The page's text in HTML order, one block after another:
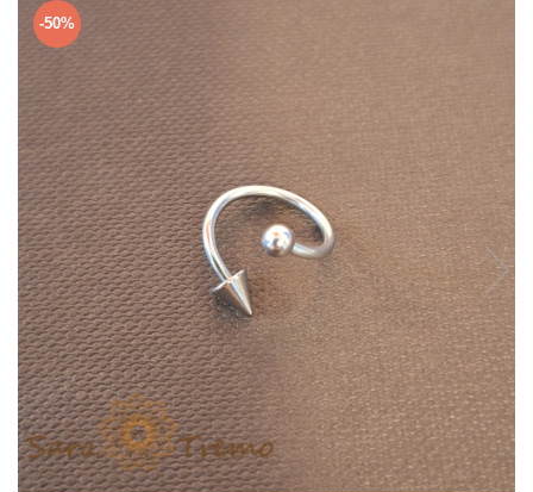
Bijuterii pentru barbati
Inele
Lanturi
Bratari
Talismane
Verighete
Bijuterii din argint placate cu aur
24K
-50%